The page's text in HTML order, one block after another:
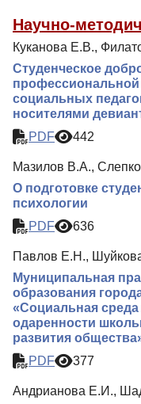
Научно-
Куканова Е.В.,
Студенческое
профессиональной
социальных
носителями
PDF
442
Мазилов В.А.,
О подготовке
психологии
PDF
636
Павлов Е.Н.,
Муниципальная
образования
«Социальная
одаренности
развития
PDF
377
Андрианова Е.И.,